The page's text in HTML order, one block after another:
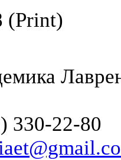
(Print)
330-22-80